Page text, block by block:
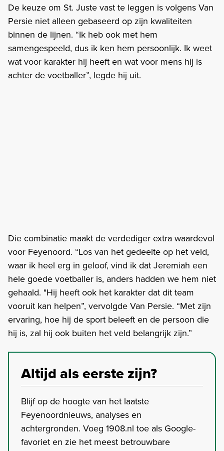
De keuze om St. Juste vast te leggen is volgens Van
Persie niet alleen gebaseerd op zijn kwaliteiten
binnen de lijnen. “Ik heb ook met hem
samengespeeld, dus ik ken hem persoonlijk. Ik weet
wat voor karakter hij heeft en wat voor mens hij is
achter de voetballer”, legde hij uit.
Die combinatie maakt de verdediger extra waardevol
voor Feyenoord. “Los van het gedeelte op het veld,
waar ik heel erg in geloof, vind ik dat Jeremiah een
hele goede voetballer is, anders hadden we hem niet
gehaald. "Hij heeft ook het karakter dat dit team
vooruit kan helpen”, vervolgde Van Persie. “Met zijn
ervaring, hoe hij de sport beleeft en de persoon die
hij is, zal hij ook buiten het veld belangrijk zijn.”
Altijd als eerste zijn?
Blijf op de hoogte van het laatste
Feyenoordnieuws, analyses en
achtergronden. Voeg 1908.nl toe als Google-
favoriet en zie het meest betrouwbare